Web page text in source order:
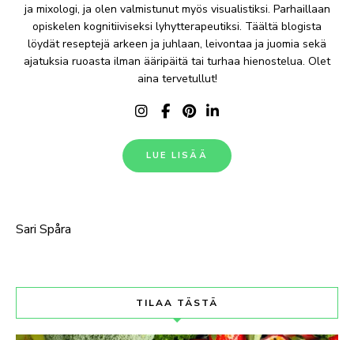
ja mixologi, ja olen valmistunut myös visualistiksi. Parhaillaan
opiskelen kognitiiviseksi lyhytterapeutiksi. Täältä blogista
löydät reseptejä arkeen ja juhlaan, leivontaa ja juomia sekä
ajatuksia ruoasta ilman ääripäitä tai turhaa hienostelua. Olet
aina tervetullut!
LUE LISÄÄ
Sari Spåra
TILAA TÄSTÄ